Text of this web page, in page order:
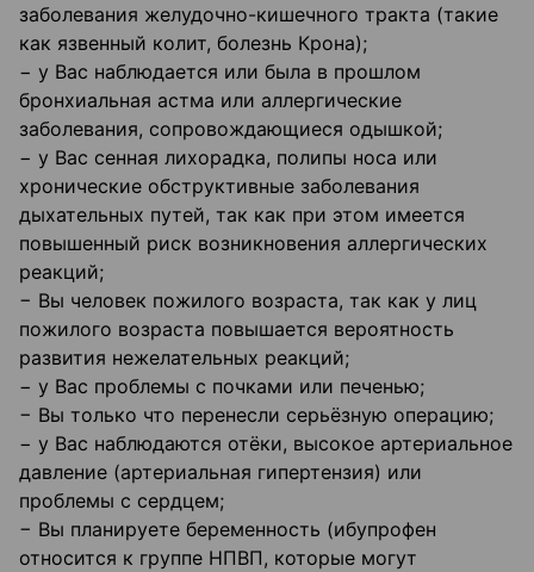
заболевания желудочно-кишечного тракта (такие
как язвенный колит, болезнь Крона);
− у Вас наблюдается или была в прошлом
бронхиальная астма или аллергические
заболевания, сопровождающиеся одышкой;
− у Вас сенная лихорадка, полипы носа или
хронические обструктивные заболевания
дыхательных путей, так как при этом имеется
повышенный риск возникновения аллергических
реакций;
− Вы человек пожилого возраста, так как у лиц
пожилого возраста повышается вероятность
развития нежелательных реакций;
− у Вас проблемы с почками или печенью;
− Вы только что перенесли серьёзную операцию;
− у Вас наблюдаются отёки, высокое артериальное
давление (артериальная гипертензия) или
проблемы с сердцем;
− Вы планируете беременность (ибупрофен
относится к группе НПВП, которые могут